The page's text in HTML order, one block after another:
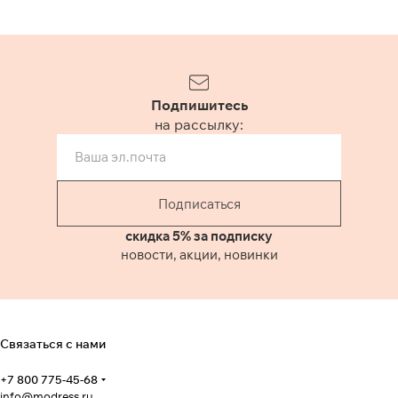
Подпишитесь
на рассылку:
Подписаться
скидка 5% за подписку
новости, акции, новинки
Связаться с нами
+7 800 775-45-68